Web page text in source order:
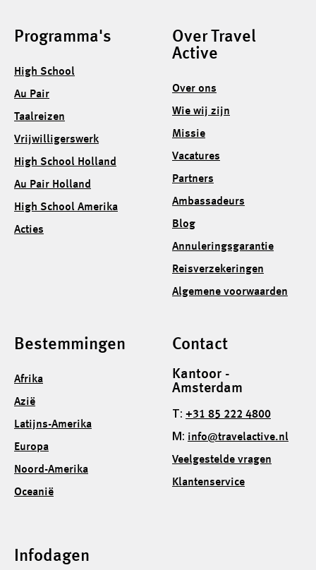
Programma's
High School
Au Pair
Taalreizen
Vrijwilligerswerk
High School Holland
Au Pair Holland
High School Amerika
Acties
Over Travel
Active
Over ons
Wie wij zijn
Missie
Vacatures
Partners
Ambassadeurs
Blog
Annuleringsgarantie
Reisverzekeringen
Algemene voorwaarden
Bestemmingen
Afrika
Azië
Latijns-Amerika
Europa
Noord-Amerika
Oceanië
Contact
Kantoor -
Amsterdam
T: +31 85 222 4800
M: info@travelactive.nl
Veelgestelde vragen
Klantenservice
Infodagen